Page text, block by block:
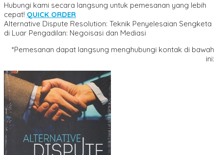
Hubungi kami secara langsung untuk pemesanan yang lebih
cepat! QUICK ORDER
Alternative Dispute Resolution: Teknik Penyelesaian Sengketa
di Luar Pengadilan: Negoisasi dan Mediasi
*Pemesanan dapat langsung menghubungi kontak di bawah
ini: